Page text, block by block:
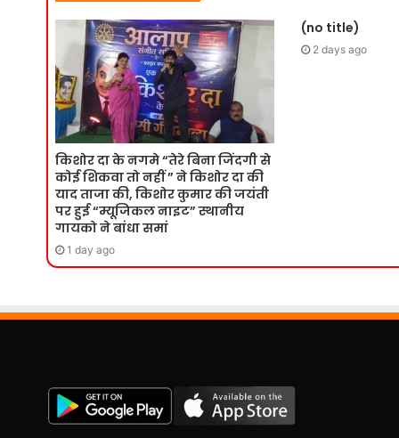
किशोर दा के नगमे “तेरे बिना जिंदगी से
कोई शिकवा तो नहीं ” ने किशोर दा की
याद ताजा की, किशोर कुमार की जयंती
पर हुई “म्यूजिकल नाइट” स्थानीय
गायको ने बांधा समां
1 day ago
(no title)
2 days ago